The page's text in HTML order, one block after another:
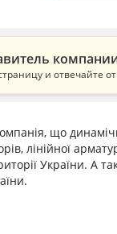
и отвечайте
що
лінійної
України. А